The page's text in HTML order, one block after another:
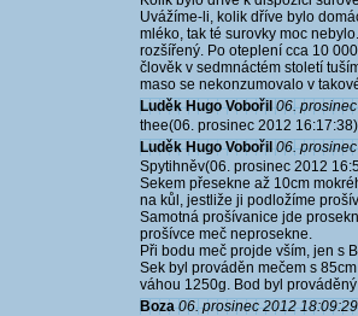
Uvážíme-li, kolik dříve bylo
mléko, tak té surovky moc
rozšířený. Po oteplení cca 10
člověk v sedmnáctém století
maso se nekonzumovalo v
Luděk Hugo Vobořil 06.
thee(06. prosinec 2012
Luděk Hugo Vobořil 06.
Spytihněv(06. prosinec 2012
Sekem přesekne až 10cm
na kůl, jestliže ji podložíme
Samotná prošívanice jde
prošívce meč neprosekne.
Při bodu meč projde vším, jen s
Sek byl prováděn mečem s
váhou 1250g. Bod byl
Boza 06. prosinec 2012 18:09:29